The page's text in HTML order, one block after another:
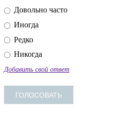
Довольно часто
Иногда
Редко
Никогда
Добавить свой ответ